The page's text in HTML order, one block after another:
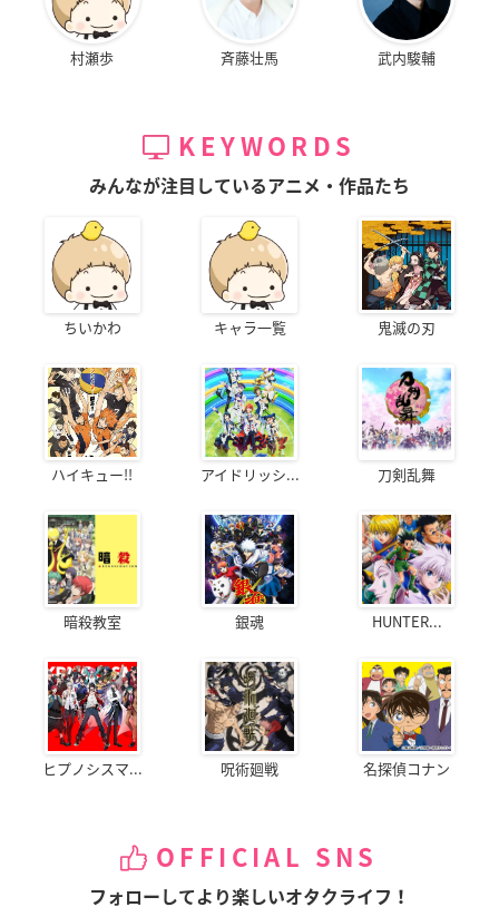
村瀬歩 斉藤壮馬 武内駿輔
KEYWORDS
みんなが注目しているアニメ・作品たち
ちいかわ キャラ一覧 鬼滅の刃
ハイキュー!! アイドリッシ... 刀剣乱舞
暗殺教室 銀魂 HUNTER...
ヒプノシスマ... 呪術廻戦 名探偵コナン
OFFICIAL SNS
フォローしてより楽しいオタクライフ！